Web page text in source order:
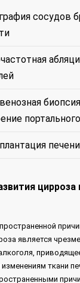
сосудов
печени
цирроза
является
ткани